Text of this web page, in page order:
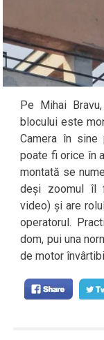
Pe Mihai
blocului este
Camera în
poate fi orice în
montată se
deși zoomul îl
video) și are
operatorul.
dom, pui una
de motor